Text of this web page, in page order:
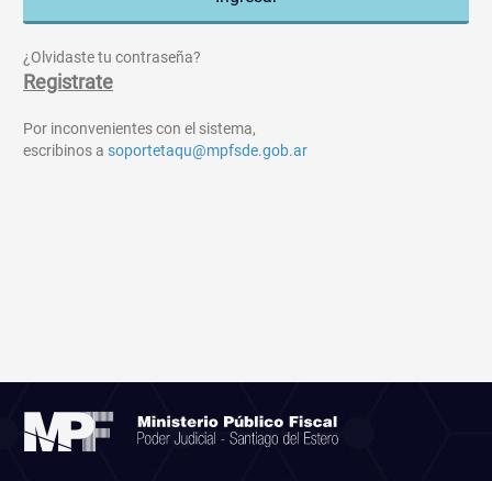
¿Olvidaste tu contraseña?
Registrate
Por inconvenientes con el sistema,
escribinos a soportetaqu@mpfsde.gob.ar